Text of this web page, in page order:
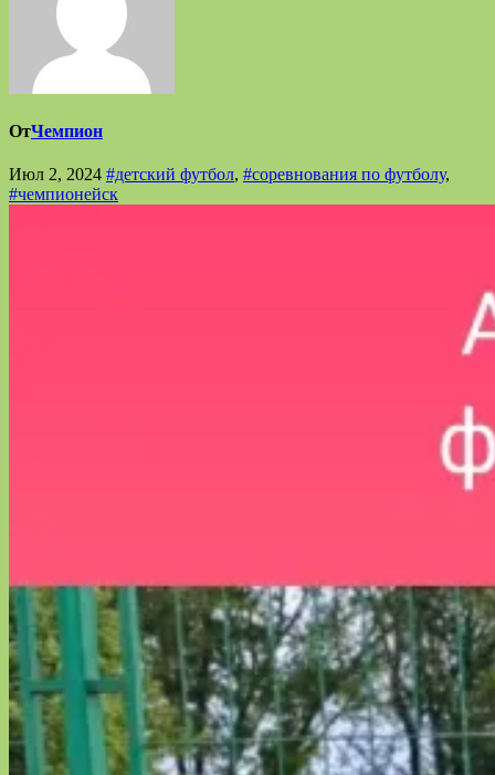
ОтЧемпион
Июл 2, 2024 #детский футбол, #соревнования по футболу,
#чемпионейск